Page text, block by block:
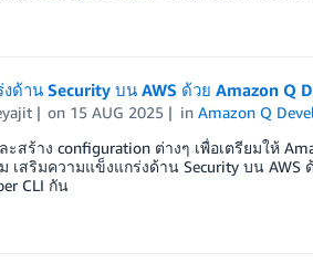
ด้าน Security บน AWS ด้วย Amazon Q
on 15 AUG 2025 inAmazon Q
สร้าง configuration ต่างๆ เพื่อเตรียมให้
เสริมความแข็งแกร่งด้าน Security บน AWS
CLI กัน